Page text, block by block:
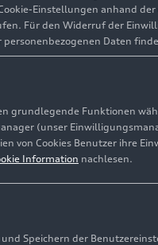
Einstellungen anhand
Für den Widerruf der
Daten
grundlegende Funktionen
(unser
von Cookies Benutzer ihre
Information nachlesen.
Speichern der